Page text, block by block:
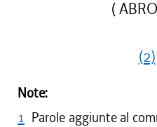
(
(2)
Note:
1 Parole aggiunte al